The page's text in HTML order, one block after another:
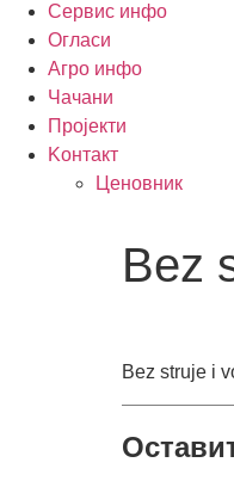
Сервис инфо
Огласи
Агро инфо
Чачани
Пројекти
Kонтакт
Ценовник
Bez
Bez struje i